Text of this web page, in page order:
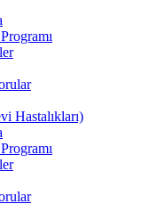
Hastalıkları)